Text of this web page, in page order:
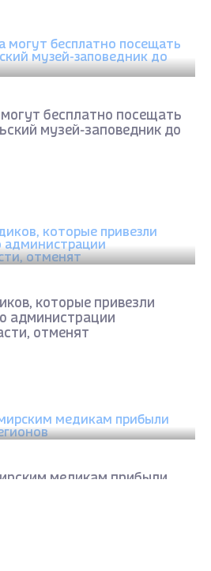
бесплатно посещать
музей-заповедник до
которые привезли
администрации
отменят
медикам прибыли